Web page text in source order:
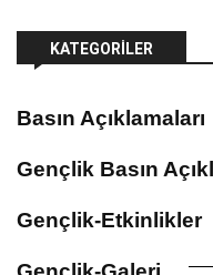
KATEGORILER
Basın Açıklamaları
Gençlik Basın
Gençlik-Etkinlikler